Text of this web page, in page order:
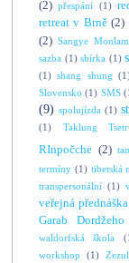
(2) přespání (1)
retreat v Brně (2)
(2) Sangye Monlam
sazba (1) sbírka (1)
(1) shang shung
Slovensko (1) SMS
(9) spolujízda (1)
(1)
Taklung
RInpočche (2)
termíny (1) tibetská
transpersonální (1)
veřejná přednáška
Garab Dordžeho
waldorfská škola
workshop (1)